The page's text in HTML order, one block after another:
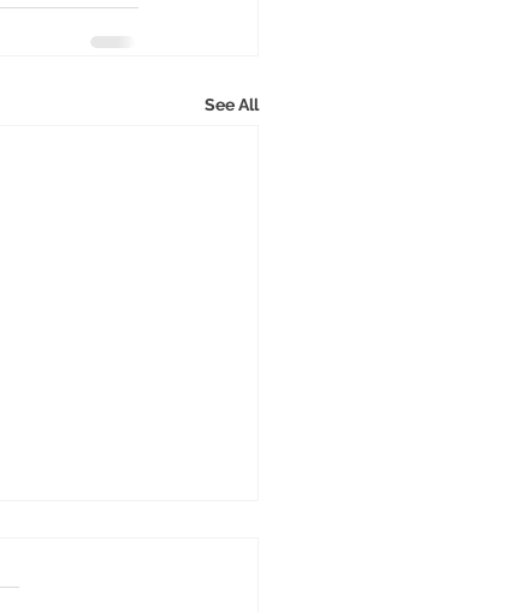
See All